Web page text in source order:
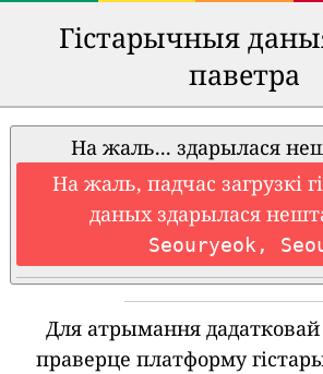
Гістарычныя
паветра
На жаль... здарылася
На жаль, падчас загрузкі
даных здарылася
Seouryeok,
Для атрымання
праверце платформу